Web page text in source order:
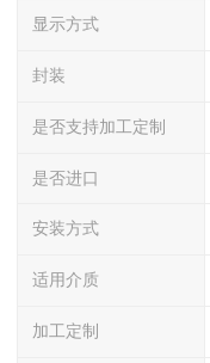
显示方式
封装
是否支持加工定制
是否进口
安装方式
适用介质
加工定制